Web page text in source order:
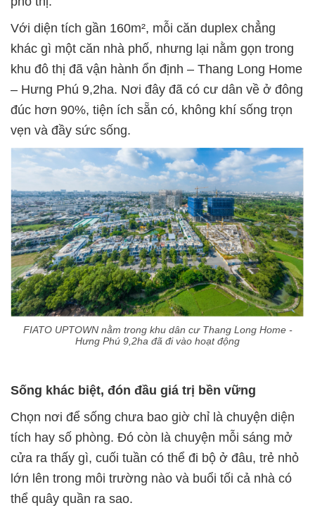
Với diện tích gần 160m², mỗi căn duplex chẳng
khác gì một căn nhà phố, nhưng lại nằm gọn trong
khu đô thị đã vận hành ổn định – Thang Long Home
– Hưng Phú 9,2ha. Nơi đây đã có cư dân về ở đông
đúc hơn 90%, tiện ích sẵn có, không khí sống trọn
vẹn và đầy sức sống.
FIATO UPTOWN nằm trong khu dân cư Thang Long Home -
Hưng Phú 9,2ha đã đi vào hoạt động
Sống khác biệt, đón đầu giá trị bền vững
Chọn nơi để sống chưa bao giờ chỉ là chuyện diện
tích hay số phòng. Đó còn là chuyện mỗi sáng mở
cửa ra thấy gì, cuối tuần có thể đi bộ ở đâu, trẻ nhỏ
lớn lên trong môi trường nào và buổi tối cả nhà có
thể quây quần ra sao.